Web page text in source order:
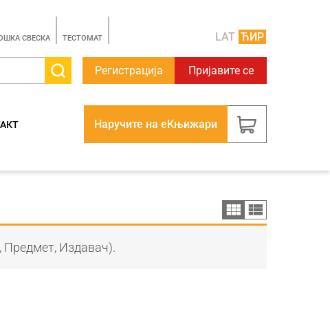
СВЕСКА TЕСТОМАТ LAT ЋИР
Регистрација Пријавите се
Наручите на еКњижари
Предмет, Издавач).